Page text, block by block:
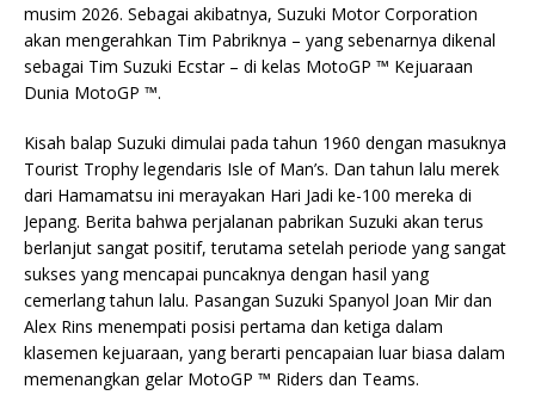
musim 2026. Sebagai akibatnya, Suzuki Motor Corporation
akan mengerahkan Tim Pabriknya – yang sebenarnya dikenal
sebagai Tim Suzuki Ecstar – di kelas MotoGP ™ Kejuaraan
Dunia MotoGP ™.
Kisah balap Suzuki dimulai pada tahun 1960 dengan masuknya
Tourist Trophy legendaris Isle of Man’s. Dan tahun lalu merek
dari Hamamatsu ini merayakan Hari Jadi ke-100 mereka di
Jepang. Berita bahwa perjalanan pabrikan Suzuki akan terus
berlanjut sangat positif, terutama setelah periode yang sangat
sukses yang mencapai puncaknya dengan hasil yang
cemerlang tahun lalu. Pasangan Suzuki Spanyol Joan Mir dan
Alex Rins menempati posisi pertama dan ketiga dalam
klasemen kejuaraan, yang berarti pencapaian luar biasa dalam
memenangkan gelar MotoGP ™ Riders dan Teams.